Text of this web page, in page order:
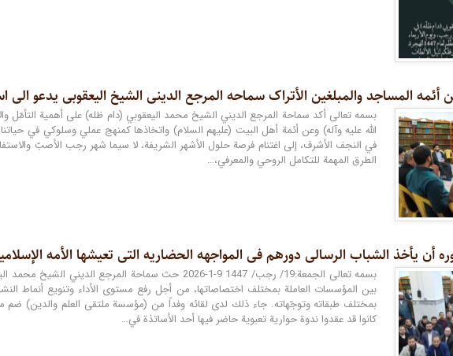
المساجد والمبلغین الأتراک سماحه المرجع الدینی الشیخ الیعقوبی یدعو الى
بسمه تعالى أكد سماحة المرجع الديني الشيخ محمد اليعقوبي (دام ظله) على أهمية التأمّل
الله عليه وآله) وعن أئمة أهل البيت (عليهم السلام) واتخاذها كمنهج عملي وسلوكي في
في النجف الأشرف، إلى اغتنام فرصة حلول الأشهر الشريفة، لا سيما شهر رجب الأصبّ
الطرق المهمة للتكامل الروحي والمعرفي،…
أن یأخذ الشباب الرسالی دورهم فی المواجهه الحضاریه التی تعیشها الأمه
بسمه تعالى الجمعة:19/ رجب/ 1447 9-1-2026 حث سماحة
بين المؤسسات العاملة بمختلف اختصاصاتها، من أجل رفع مستوى الأداء وتنويع أنماط
بمختلف طبقاته وتوجّهاته. جاء ذلك لدى لقائه وفداً من (مؤسسة ملتقى العلم والدين) ضم
كانوا قد عقدوا ندوة حوارية تعبوية حاضر فيها أحد الأساتذة في…